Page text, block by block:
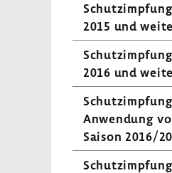
2015 und
2016 und
Anwen­dung
Saison 2016/